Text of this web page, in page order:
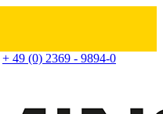
+ 49 (0) 2369 - 9894-0